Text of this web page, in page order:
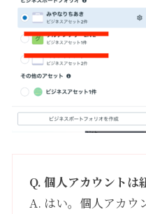
Q. 個人アカウントは
A. はい。個人アカウ